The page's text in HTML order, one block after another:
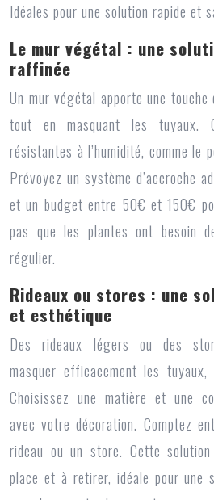
Idéales pour une solution rapide et
Le mur végétal : une
raffinée
Un mur végétal apporte une
tout en masquant les tuyaux.
résistantes à l’humidité, comme le
Prévoyez un système d’accroche
et un budget entre 50€ et 150€
pas que les plantes ont besoin
régulier.
Rideaux ou stores : une
et esthétique
Des rideaux légers ou des
masquer efficacement les
Choisissez une matière et une
avec votre décoration. Comptez
rideau ou un store. Cette
place et à retirer, idéale pour une